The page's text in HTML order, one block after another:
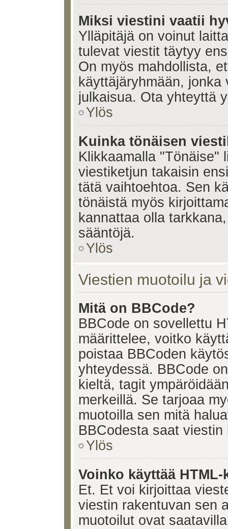
Miksi viestini vaatii
Ylläpitäjä on voinut
tulevat viestit täytyy
On myös mahdollista,
käyttäjäryhmään,
julkaisua. Ota yhteyttä
Ylös
Kuinka tönäisen
Klikkaamalla "Tönäise"
viestiketjun takaisin
tätä vaihtoehtoa. Sen
tönäistä myös
kannattaa olla
sääntöjä.
Ylös
Viestien muotoilu ja
Mitä on BBCode?
BBCode on sovellettu
määrittelee, voitko
poistaa BBCoden
yhteydessä. BBCode
kieltä, tagit
merkeillä. Se tarjoaa
muotoilla sen mitä
BBCodesta saat
Ylös
Voinko käyttää
Et. Et voi kirjoittaa
viestin rakentuvan sen
muotoilut ovat